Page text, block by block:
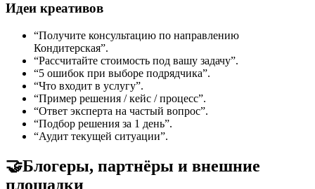
Идеи креативов
“Получите консультацию по направлению
Кондитерская”.
“Рассчитайте стоимость под вашу задачу”.
“5 ошибок при выборе подрядчика”.
“Что входит в услугу”.
“Пример решения / кейс / процесс”.
“Ответ эксперта на частый вопрос”.
“Подбор решения за 1 день”.
“Аудит текущей ситуации”.
🤝Блогеры, партнёры и внешние
площадки